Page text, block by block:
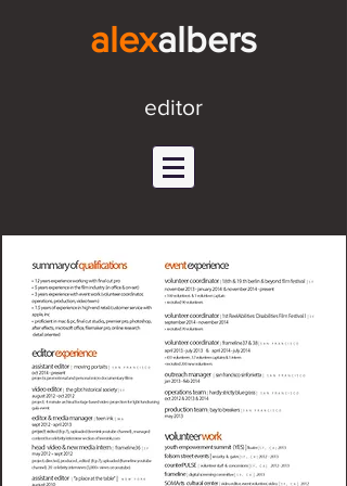
alexalbers
editor